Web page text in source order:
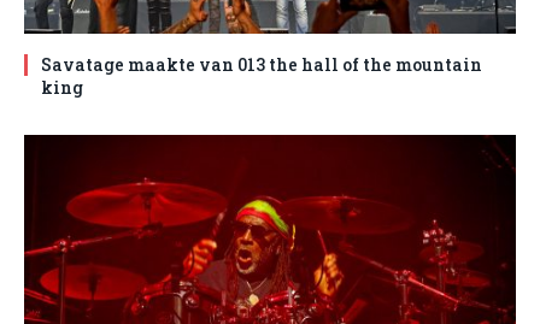
Savatage maakte van 013 the hall of the mountain
king